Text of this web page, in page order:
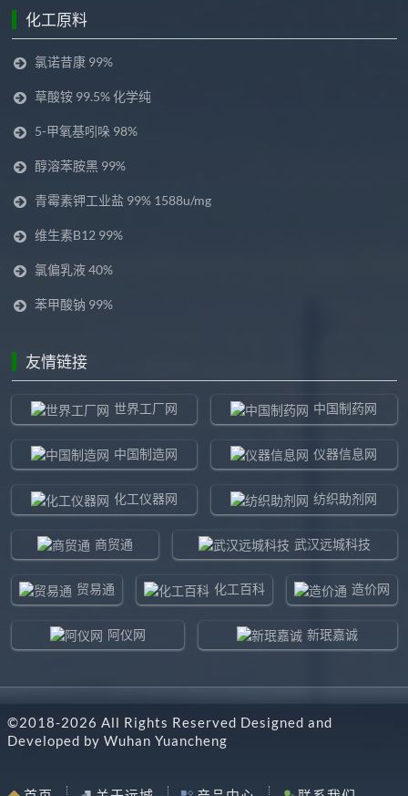
化工原料
氯诺昔康 99%
草酸铵 99.5% 化学纯
5-甲氧基吲哚 98%
醇溶苯胺黑 99%
青霉素钾工业盐 99% 1588u/mg
维生素B12 99%
氯偏乳液 40%
苯甲酸钠 99%
友情链接
世界工厂网 中国制药网
中国制造网 仪器信息网
化工仪器网 纺织助剂网
商贸通 武汉远城科技
贸易通 化工百科 造价网
阿仪网 新珉嘉诚
东北制造网 药智通
©2018-2026 All Rights Reserved Designed and
Developed by Wuhan Yuancheng